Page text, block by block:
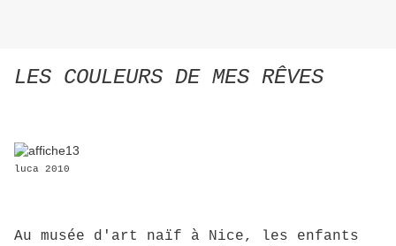
LES COULEURS DE MES RÊVES
luca 2010
Au musée d'art naïf à Nice, les enfants